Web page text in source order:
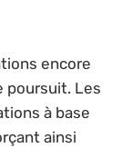
encore
poursuit. Les
à base
ainsi